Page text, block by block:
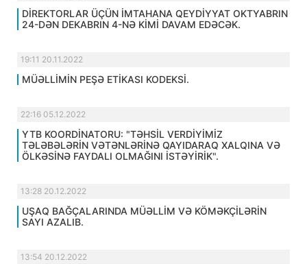
DİREKTORLAR ÜÇÜN İMTAHANA QEYDİYYAT OKTYABRIN
24-DƏN DEKABRIN 4-NƏ KİMİ DAVAM EDƏCƏK.
19:11 20.11.2022
MÜƏLLİMİN PEŞƏ ETİKASI KODEKSİ.
22:16 05.12.2022
YTB KOORDİNATORU: "TƏHSİL VERDİYİMİZ
TƏLƏBƏLƏRİN VƏTƏNLƏRİNƏ QAYIDARAQ XALQINA VƏ
ÖLKƏSİNƏ FAYDALI OLMAĞINI İSTƏYİRİK".
13:28 20.12.2022
UŞAQ BAĞÇALARINDA MÜƏLLİM VƏ KÖMƏKÇİLƏRİN
SAYI AZALIB.
13:54 20.12.2022